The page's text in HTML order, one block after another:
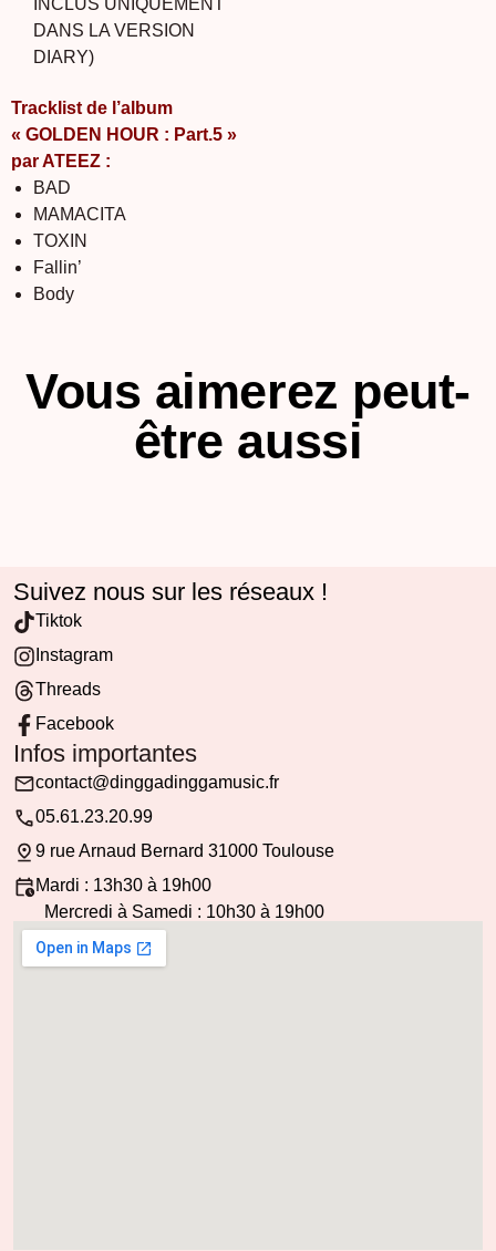
DANS LA VERSION
DIARY)
Tracklist de l’album
« GOLDEN HOUR : Part.5 »
par ATEEZ :
BAD
MAMACITA
TOXIN
Fallin’
Body
Vous aimerez peut-
être aussi
Suivez nous sur les réseaux !
Tiktok
Instagram
Threads
Facebook
Infos importantes
contact@dinggadinggamusic.fr
05.61.23.20.99
9 rue Arnaud Bernard 31000 Toulouse
Mardi : 13h30 à 19h00
Mercredi à Samedi : 10h30 à 19h00